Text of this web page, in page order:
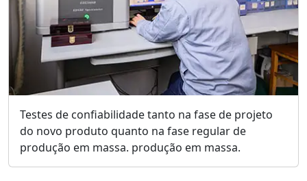
Testes de confiabilidade tanto na fase de projeto
do novo produto quanto na fase regular de
produção em massa. produção em massa.